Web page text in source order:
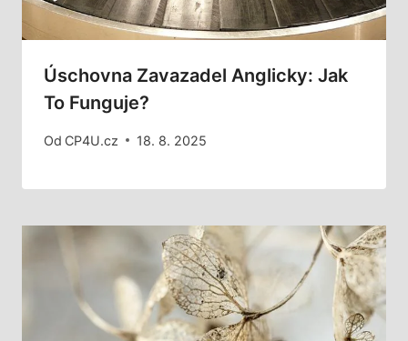
Úschovna Zavazadel Anglicky: Jak
To Funguje?
Od CP4U.cz 18. 8. 2025